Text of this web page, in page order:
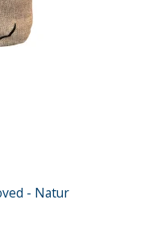
- Natur